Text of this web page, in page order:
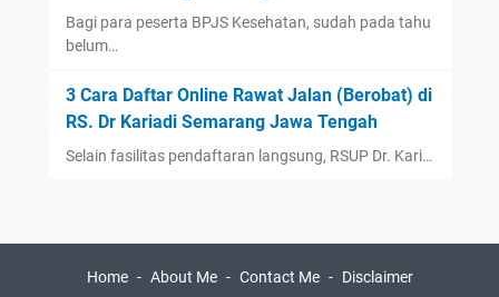
March(1)
2021(12)
December
(2)
November(1)
September(1)
Bagi para peserta BPJS Kesehatan, sudah pada tahu
belum…
3 Cara Daftar Online Rawat Jalan (Berobat) di
RS. Dr Kariadi Semarang Jawa Tengah
Selain fasilitas pendaftaran langsung, RSUP Dr. Kari…
Home About Me Contact Me Disclaimer